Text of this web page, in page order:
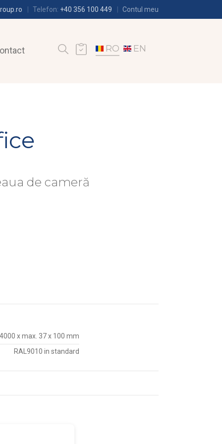
Telefon: +40 356 100 449 Contul meu
RO EN
de cameră
4000 x max. 37 x 100 mm
RAL9010 in standard